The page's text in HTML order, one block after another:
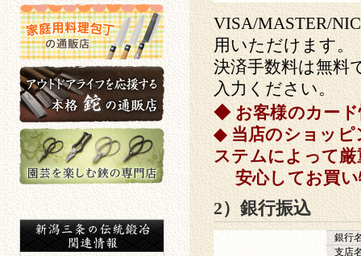
姉妹店のご案内
家庭用料理包丁の通販店
アウトドアライフを応援する
本格鉈の通販店
園芸を楽しむ鋏の専門店
VISA/MASTER/
用いただけます。
決済手数料は無料
入力ください。
◆ お客様のカー
◆ 当店のショッピ
ステムによって
安心してお買い
2）銀行振込
銀行
支店